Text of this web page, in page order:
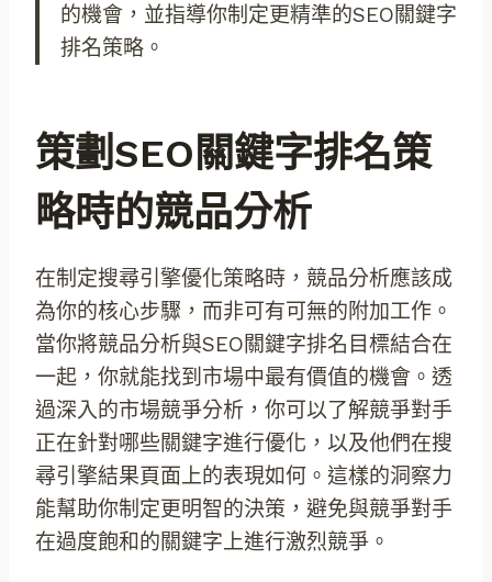
的機會，並指導你制定更精準的SEO關鍵字
排名策略。
策劃SEO關鍵字排名策
略時的競品分析
在制定搜尋引擎優化策略時，競品分析應該成
為你的核心步驟，而非可有可無的附加工作。
當你將競品分析與SEO關鍵字排名目標結合在
一起，你就能找到市場中最有價值的機會。透
過深入的市場競爭分析，你可以了解競爭對手
正在針對哪些關鍵字進行優化，以及他們在搜
尋引擎結果頁面上的表現如何。這樣的洞察力
能幫助你制定更明智的決策，避免與競爭對手
在過度飽和的關鍵字上進行激烈競爭。